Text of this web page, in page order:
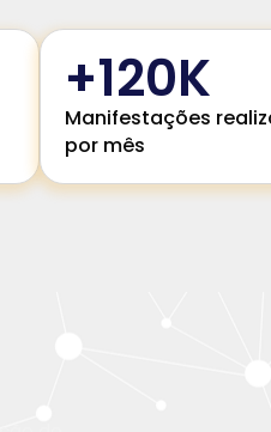
Manifestações
por mês
+121K